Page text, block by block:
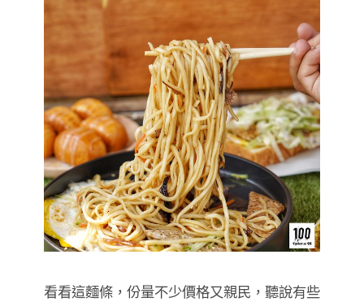
看看這麵條，份量不少價格又親民，聽說有些